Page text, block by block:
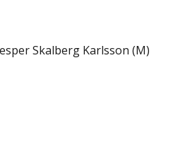
Skalberg Karlsson (M)